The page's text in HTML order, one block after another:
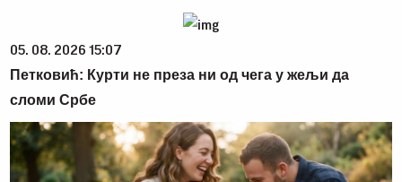
05. 08. 2026 15:07
Петковић: Курти не преза ни од чега у жељи да
сломи Србе